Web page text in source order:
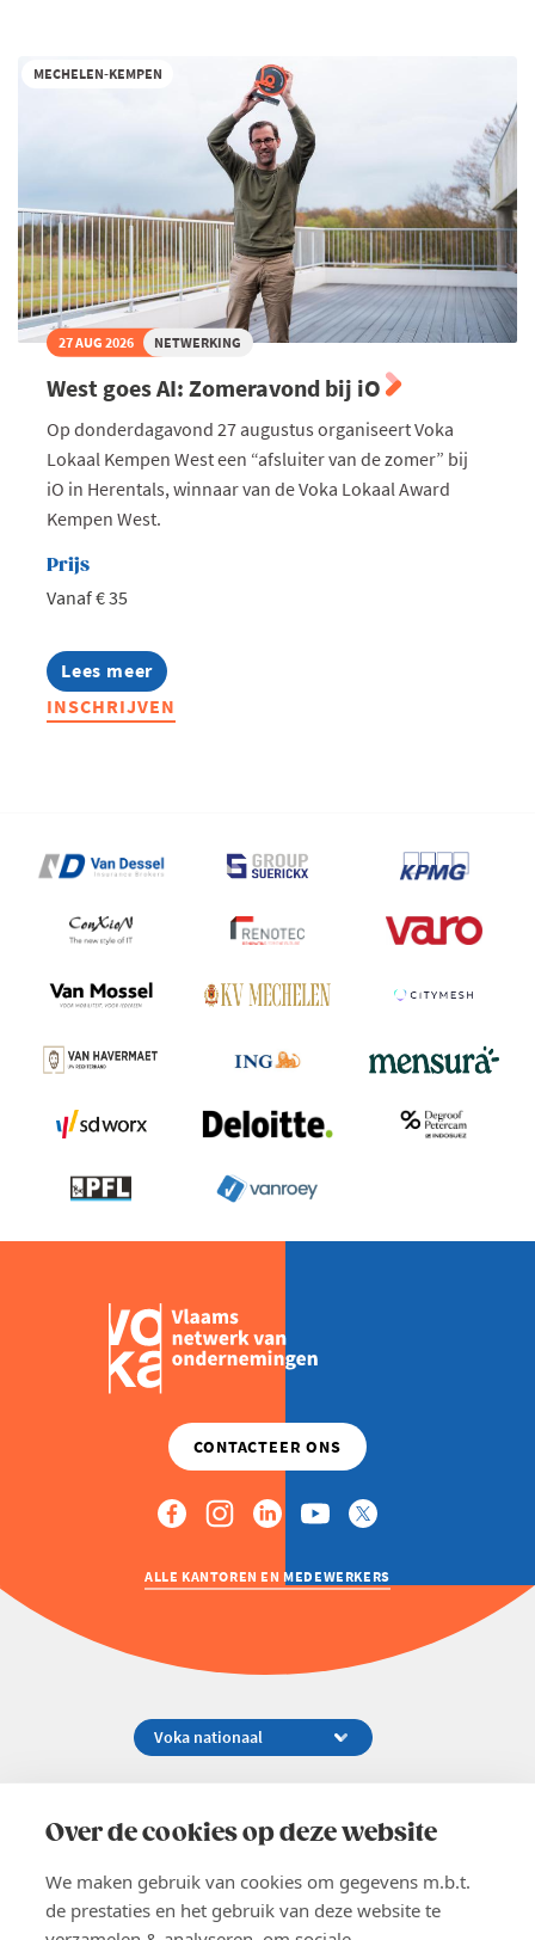
Over de cookies op deze website
We maken gebruik van cookies om gegevens m.b.t.
de prestaties en het gebruik van deze website te
bij
MECHELEN-KEMPEN
27 AUG 2026 NETWERKING
West goes AI: Zomeravond bij iO
Op donderdagavond 27 augustus organiseert Voka
Lokaal Kempen West een “afsluiter van de zomer” bij
iO in Herentals, winnaar van de Voka Lokaal Award
Kempen West.
Prijs
Vanaf € 35
Lees meer
about
West
goes
INSCHRIJVEN
ALLE KANTOREN EN MEDEWERKERS
02 229 81 11